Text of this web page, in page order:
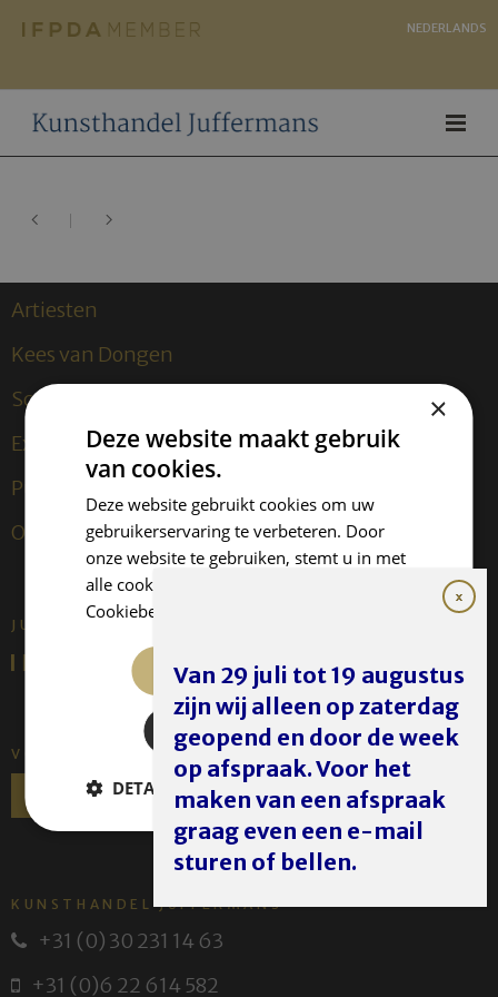
NEDERLANDS
Artiesten
Kees van Dongen
Sculpturen
Exposities
Publicaties
Over ons
JUFFERMANS FINE ART IS:
VOLG ONS
KUNSTHANDEL JUFFERMANS
+31 (0) 30 231 14 63
+31 (0)6 22 614 582
Van 29 juli tot 19 augustus
zijn wij alleen op zaterdag
geopend en door de week
op afspraak. Voor het
maken van een afspraak
graag even een e-mail
sturen of bellen.
×
Deze website maakt gebruik
van cookies.
Deze website gebruikt cookies om uw
gebruikerservaring te verbeteren. Door
onze website te gebruiken, stemt u in met
alle cookies in overeenstemming met ons
Cookiebeleid.
ALLES ACCEPTEREN
ALLES AFWIJZEN
DETAILS WEERGEVEN